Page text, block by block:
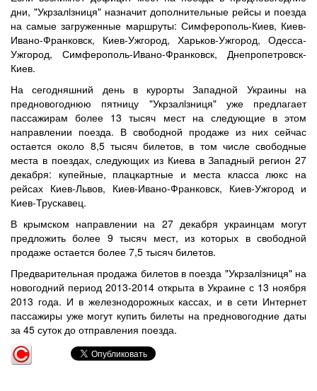
дни, "Укрзалiзниця" назначит дополнительные рейсы и поезда
на самые загруженные маршруты: Симферополь-Киев, Киев-
Ивано-Франковск, Киев-Ужгород, Харьков-Ужгород, Одесса-
Ужгород, Симферополь-Ивано-Франковск, Днепропетровск-
Киев.
На сегодняшний день в курорты Западной Украины на
предновогоднюю пятницу "Укрзалiзниця" уже предлагает
пассажирам более 13 тысяч мест на следующие в этом
направлении поезда. В свободной продаже из них сейчас
остается около 8,5 тысяч билетов, в том числе свободные
места в поездах, следующих из Киева в Западный регион 27
декабря: купейные, плацкартные и места класса люкс на
рейсах Киев-Львов, Киев-Ивано-Франковск, Киев-Ужгород и
Киев-Трускавец.
В крымском направлении на 27 декабря украинцам могут
предложить более 9 тысяч мест, из которых в свободной
продаже остается более 7,5 тысяч билетов.
Предварительная продажа билетов в поезда "Укрзалiзниця" на
новогодний период 2013-2014 открыта в Украине с 13 ноября
2013 года. И в железнодорожных кассах, и в сети Интернет
пассажиры уже могут купить билеты на предновогодние даты
за 45 суток до отправления поезда.